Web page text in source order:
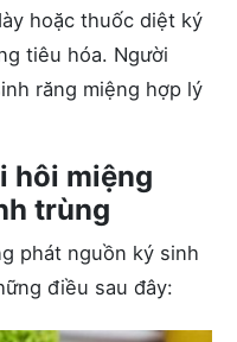
hoặc thuốc diệt ký
tiêu hóa. Người
răng miệng hợp lý
hôi miệng
trùng
phát nguồn ký sinh
điều sau đây: